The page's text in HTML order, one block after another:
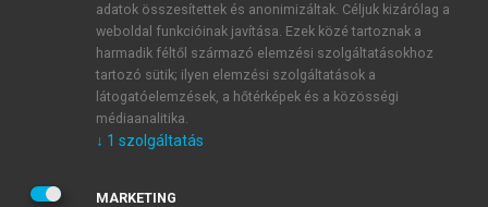
E-MAIL-CÍM
JELSZÓ
adatok összesítettek és anonimizáltak. Céljuk kizárólag a
weboldal funkcióinak javítása. Ezek közé tartoznak a
harmadik féltől származó elemzési szolgáltatásokhoz
tartozó sütik; ilyen elemzési szolgáltatások a
látogatóelemzések, a hőtérképek és a közösségi
médiaanalitika.
↓ 1 szolgáltatás
MARKETING